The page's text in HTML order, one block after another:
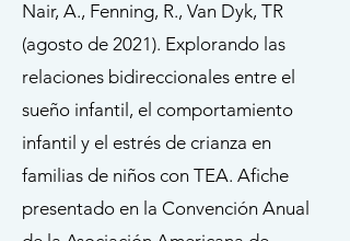
Nair, A., Fenning, R., Van Dyk, TR
(agosto de 2021). Explorando las
relaciones bidireccionales entre el
sueño infantil, el comportamiento
infantil y el estrés de crianza en
familias de niños con TEA. Afiche
presentado en la Convención Anual